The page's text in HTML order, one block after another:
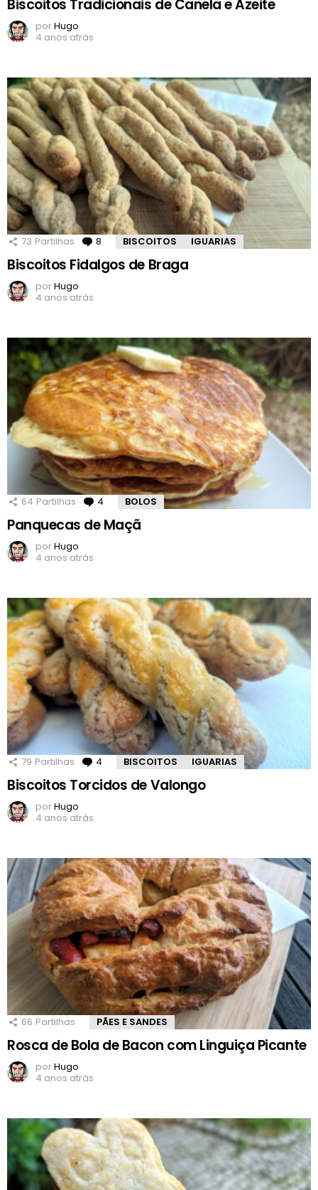
Biscoitos Tradicionais de Canela e Azeite
porHugo
4 anos atrás
73 Partilhas 8 Comentários
BISCOITOS IGUARIAS
Biscoitos Fidalgos de Braga
porHugo
4 anos atrás
64 Partilhas 4 Comentários
BOLOS
Panquecas de Maçã
porHugo
4 anos atrás
79 Partilhas 4 Comentários
BISCOITOS IGUARIAS
Biscoitos Torcidos de Valongo
porHugo
4 anos atrás
66 Partilhas PÃES E SANDES
Rosca de Bola de Bacon com Linguiça Picante
porHugo
4 anos atrás